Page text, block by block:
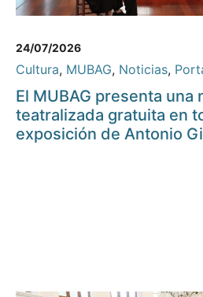
24/07/2026
Cultura, MUBAG, Noticias,
El MUBAG presenta una
teatralizada gratuita en
exposición de Antonio